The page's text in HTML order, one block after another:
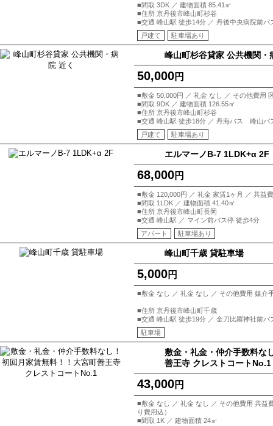
■間取 3DK ／ 建物面積 85.41㎡
■住所 京丹後市峰山町杉谷
■交通 峰山駅 徒歩14分 ／ 丹後中央病院前バ
戸建て
駐車場あり
峰山町杉谷貸家 公共機関・
50,000円
■敷金 50,000円 ／ 礼金 なし ／ その他費用
■間取 9DK ／ 建物面積 126.55㎡
■住所 京丹後市峰山町杉谷
■交通 峰山駅 徒歩18分 ／ 丹海バス 峰山バ
戸建て
駐車場あり
エルマーノB-7 1LDK+α 2F
68,000円
■敷金 120,000円 ／ 礼金 家賃1ヶ月 ／ 共益
■間取 1LDK ／ 建物面積 41.40㎡
■住所 京丹後市峰山町長岡
■交通 峰山駅 ／ マイン前バス停 徒歩4分
アパート
駐車場あり
峰山町千歳 貸駐車場
5,000円
■敷金 なし ／ 礼金 なし ／ その他費用 媒介
■住所 京丹後市峰山町千歳
■交通 峰山駅 徒歩19分 ／ 金刀比羅神社前バ
駐車場
敷金・礼金・仲介手数料な
善王寺 クレストコートNo.1
43,000円
■敷金 なし ／ 礼金 なし ／ その他費用 共益
り費用込）
■間取 1K ／ 建物面積 24㎡